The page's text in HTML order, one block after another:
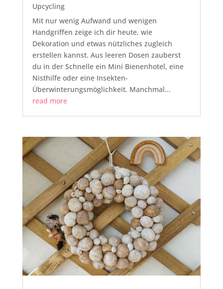
Upcycling
Mit nur wenig Aufwand und wenigen
Handgriffen zeige ich dir heute, wie
Dekoration und etwas nützliches zugleich
erstellen kannst. Aus leeren Dosen zauberst
du in der Schnelle ein Mini Bienenhotel, eine
Nisthilfe oder eine Insekten-
Überwinterungsmöglichkeit. Manchmal...
read more